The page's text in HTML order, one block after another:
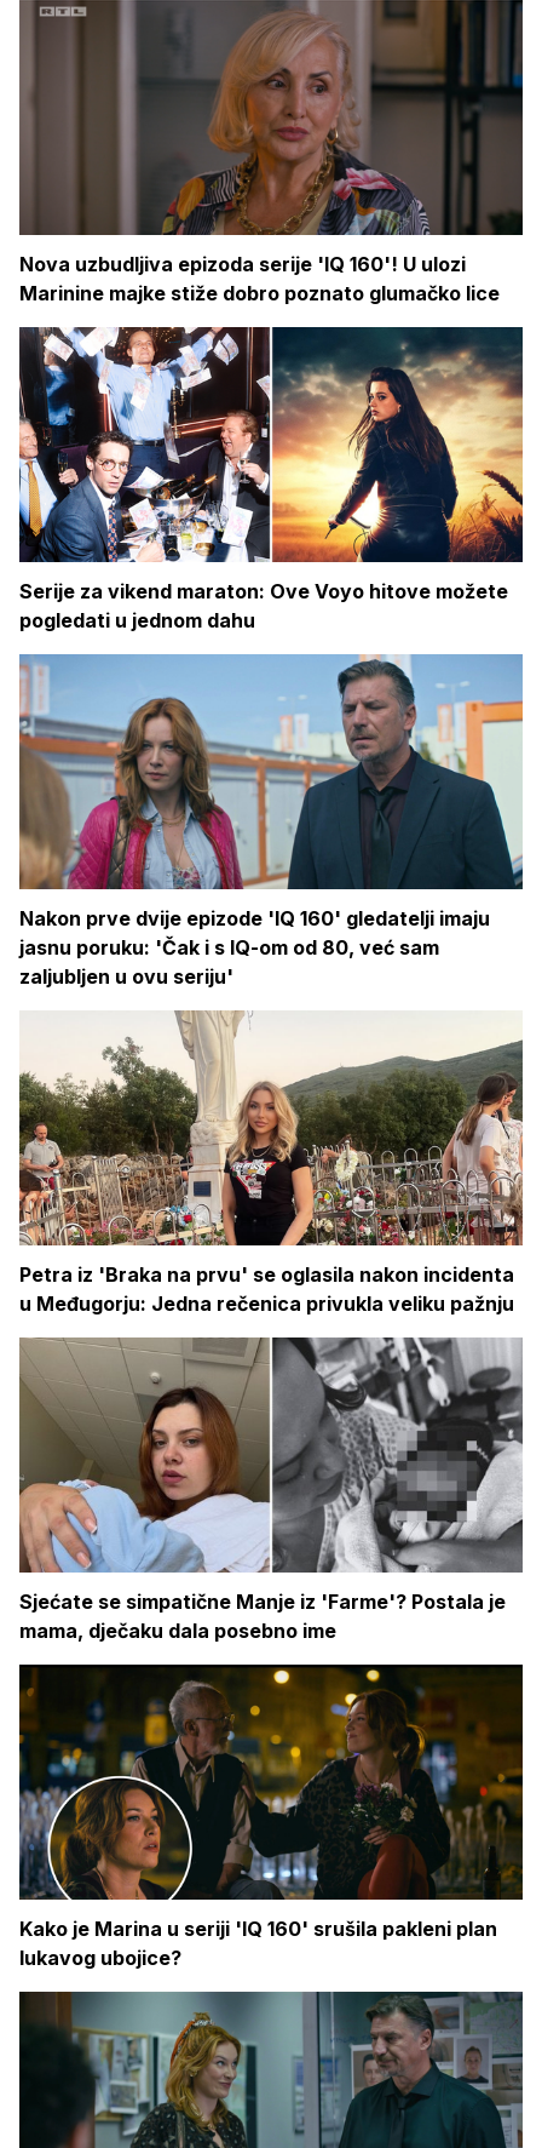
Nova uzbudljiva epizoda serije 'IQ 160'! U ulozi
Marinine majke stiže dobro poznato glumačko lice
Serije za vikend maraton: Ove Voyo hitove možete
pogledati u jednom dahu
Nakon prve dvije epizode 'IQ 160' gledatelji imaju
jasnu poruku: 'Čak i s IQ-om od 80, već sam
zaljubljen u ovu seriju'
Petra iz 'Braka na prvu' se oglasila nakon incidenta
u Međugorju: Jedna rečenica privukla veliku pažnju
Sjećate se simpatične Manje iz 'Farme'? Postala je
mama, dječaku dala posebno ime
Kako je Marina u seriji 'IQ 160' srušila pakleni plan
lukavog ubojice?